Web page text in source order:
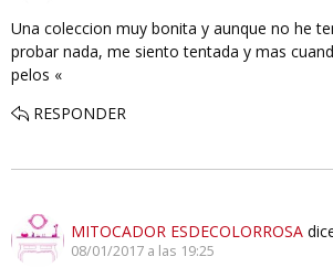
Una coleccion muy bonita y aunque no he
probar nada, me siento tentada y mas
pelos «
RESPONDER
MITOCADOR ESDECOLORROSA
08/01/2017 a las 19:25